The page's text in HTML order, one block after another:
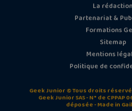
La rédaction
Partenariat &
Formations
Sitemap
Mentions
Politique de
Geek Junior © Tous droits
Geek Junior SAS - N° de CPPAP
déposée - Made in